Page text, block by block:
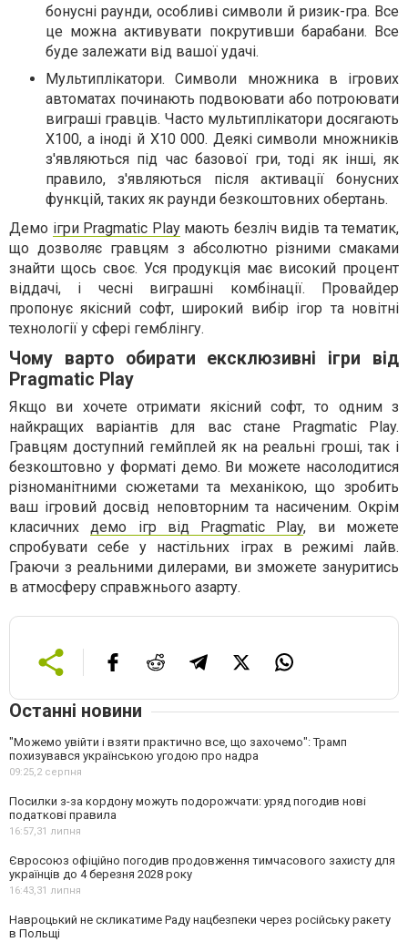
бонусні раунди, особливі символи й ризик-гра. Все
це можна активувати покрутивши барабани. Все
буде залежати від вашої удачі.
Мультиплікатори. Символи множника в ігрових
автоматах починають подвоювати або потроювати
виграші гравців. Часто мультиплікатори досягають
X100, а іноді й X10 000. Деякі символи множників
з'являються під час базової гри, тоді як інші, як
правило, з'являються після активації бонусних
функцій, таких як раунди безкоштовних обертань.
Демо ігри Pragmatic Playмають безліч видів та тематик,
що дозволяє гравцям з абсолютно різними смаками
знайти щось своє. Уся продукція має високий процент
віддачі, і чесні виграшні комбінації. Провайдер
пропонує якісний софт, широкий вибір ігор та новітні
технології у сфері гемблінгу.
Чому варто обирати ексклюзивні ігри від
Pragmatic Play
Якщо ви хочете отримати якісний софт, то одним з
найкращих варіантів для вас стане Pragmatic Play.
Гравцям доступний гемйплей як на реальні гроші, так і
безкоштовно у форматі демо. Ви можете насолодитися
різноманітними сюжетами та механікою, що зробить
ваш ігровий досвід неповторним та насиченим. Окрім
класичнихдемо ігр від Pragmatic Play, ви можете
спробувати себе у настільних іграх в режимі лайв.
Граючи з реальними дилерами, ви зможете зануритись
в атмосферу справжнього азарту.
Останні новини
"Можемо увійти і взяти практично все, що захочемо": Трамп
похизувався українською угодою про надра
09:25,2 серпня
Посилки з-за кордону можуть подорожчати: уряд погодив нові
податкові правила
16:57,31 липня
Євросоюз офіційно погодив продовження тимчасового захисту для
українців до 4 березня 2028 року
16:43,31 липня
Навроцький не скликатиме Раду нацбезпеки через російську ракету
в Польщі